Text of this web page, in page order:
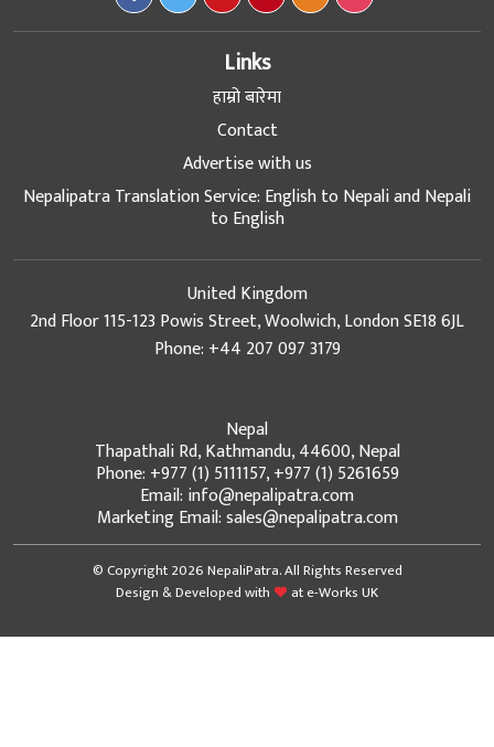
Links
हाम्रो बारेमा
Contact
Advertise with us
Nepalipatra Translation Service: English to Nepali and Nepali
to English
United Kingdom
2nd Floor 115-123 Powis Street, Woolwich, London SE18 6JL
Phone: +44 207 097 3179
Nepal
Thapathali Rd, Kathmandu, 44600, Nepal
Phone: +977 (1) 5111157, +977 (1) 5261659
Email: info@nepalipatra.com
Marketing Email: sales@nepalipatra.com
© Copyright 2026 NepaliPatra. All Rights Reserved
Design & Developed with
ate-Works UK